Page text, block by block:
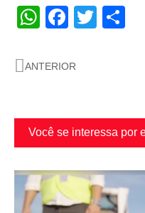
WhatsApp
ANTERIOR
Você se interessa por